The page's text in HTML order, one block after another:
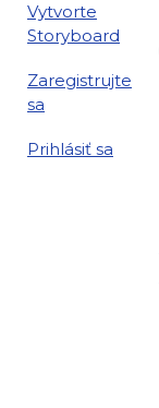
Vytvorte
Storyboard
Zaregistrujte
sa
Prihlásiť sa